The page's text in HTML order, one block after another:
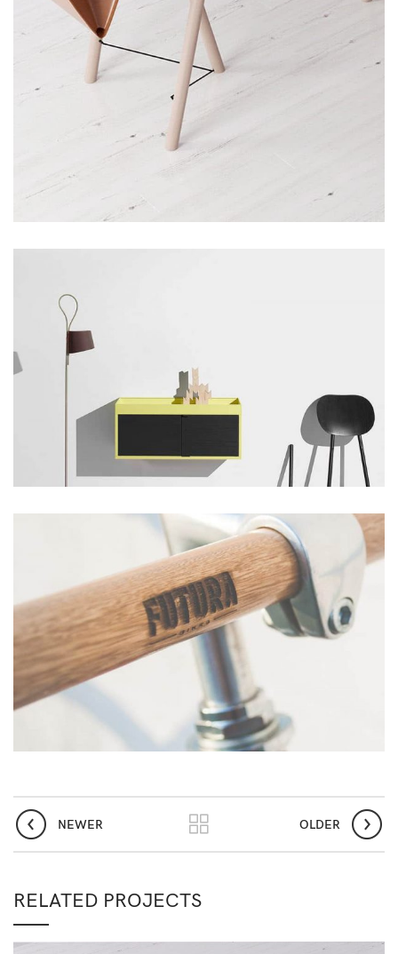
NEWER OLDER
RELATED PROJECTS